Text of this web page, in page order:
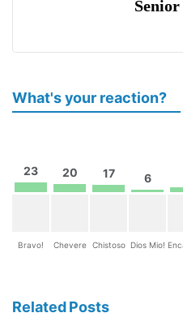
What's your reaction?
23
Bravo!
20
Chevere
17
Chistoso
6
Dios Mio!
Related Posts